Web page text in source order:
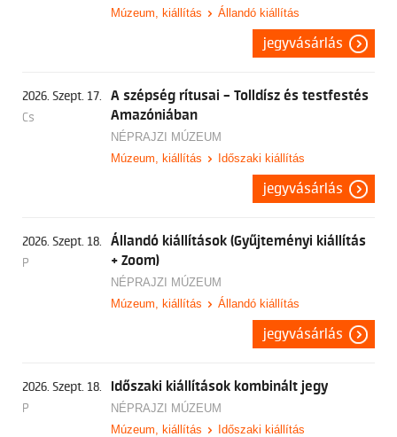
Múzeum, kiállítás
Állandó kiállítás
jegyvásárlás
2026. Szept. 17.
Cs
A szépség rítusai – Tolldísz és testfestés
Amazóniában
NÉPRAJZI MÚZEUM
Múzeum, kiállítás
Időszaki kiállítás
jegyvásárlás
2026. Szept. 18.
P
Állandó kiállítások (Gyűjteményi kiállítás
+ Zoom)
NÉPRAJZI MÚZEUM
Múzeum, kiállítás
Állandó kiállítás
jegyvásárlás
2026. Szept. 18.
P
Időszaki kiállítások kombinált jegy
NÉPRAJZI MÚZEUM
Múzeum, kiállítás
Időszaki kiállítás